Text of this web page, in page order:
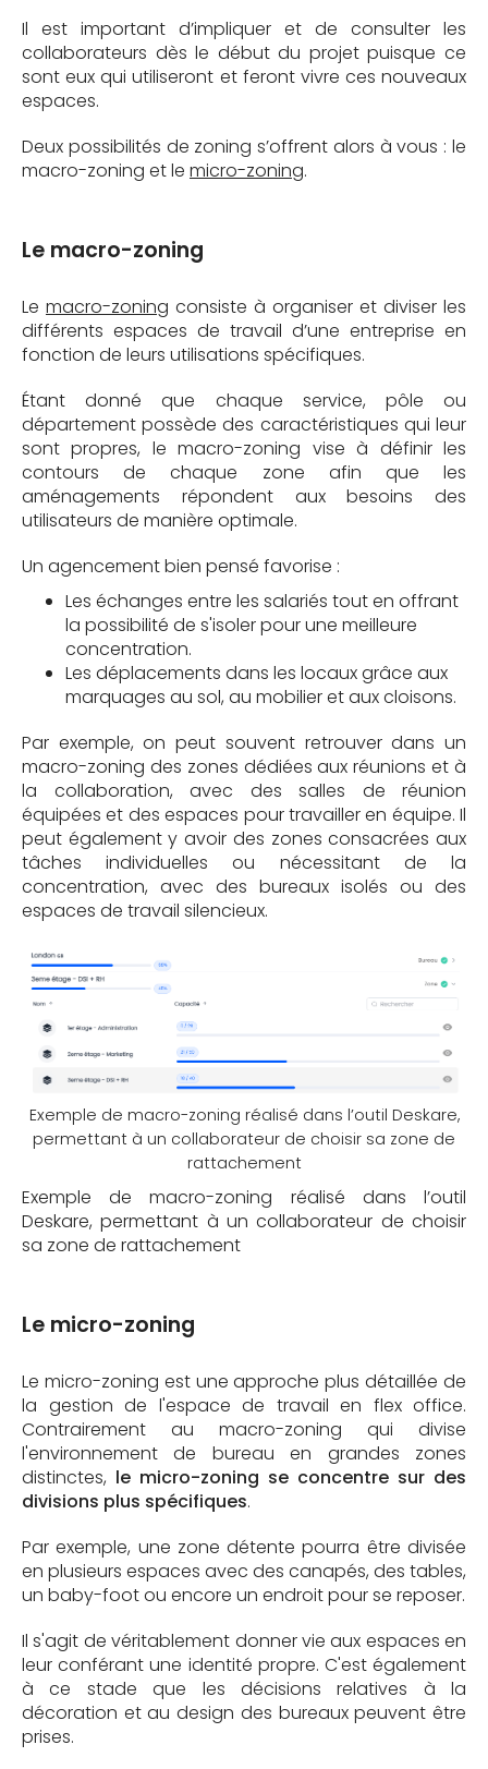
Il est important d’impliquer et de consulter les
collaborateurs dès le début du projet puisque ce
sont eux qui utiliseront et feront vivre ces nouveaux
espaces.
Deux possibilités de zoning s’offrent alors à vous : le
macro-zoning et le micro-zoning.
Le macro-zoning
Le macro-zoning consiste à organiser et diviser les
différents espaces de travail d’une entreprise en
fonction de leurs utilisations spécifiques.
Étant donné que chaque service, pôle ou
département possède des caractéristiques qui leur
sont propres, le macro-zoning vise à définir les
contours de chaque zone afin que les
aménagements répondent aux besoins des
utilisateurs de manière optimale.
Un agencement bien pensé favorise :
Les échanges entre les salariés tout en offrant
la possibilité de s'isoler pour une meilleure
concentration.
Les déplacements dans les locaux grâce aux
marquages au sol, au mobilier et aux cloisons.
Par exemple, on peut souvent retrouver dans un
macro-zoning des zones dédiées aux réunions et à
la collaboration, avec des salles de réunion
équipées et des espaces pour travailler en équipe. Il
peut également y avoir des zones consacrées aux
tâches individuelles ou nécessitant de la
concentration, avec des bureaux isolés ou des
espaces de travail silencieux.
Exemple de macro-zoning réalisé dans l’outil Deskare,
permettant à un collaborateur de choisir sa zone de
rattachement
Exemple de macro-zoning réalisé dans l’outil
Deskare, permettant à un collaborateur de choisir
sa zone de rattachement
Le micro-zoning
Le micro-zoning est une approche plus détaillée de
la gestion de l'espace de travail en flex office.
Contrairement au macro-zoning qui divise
l'environnement de bureau en grandes zones
distinctes, le micro-zoning se concentre sur des
divisions plus spécifiques.
Par exemple, une zone détente pourra être divisée
en plusieurs espaces avec des canapés, des tables,
un baby-foot ou encore un endroit pour se reposer.
Il s'agit de véritablement donner vie aux espaces en
leur conférant une identité propre. C'est également
à ce stade que les décisions relatives à la
décoration et au design des bureaux peuvent être
prises.